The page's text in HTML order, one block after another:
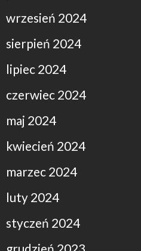
wrzesień 2024
sierpień 2024
lipiec 2024
czerwiec 2024
maj 2024
kwiecień 2024
marzec 2024
luty 2024
styczeń 2024